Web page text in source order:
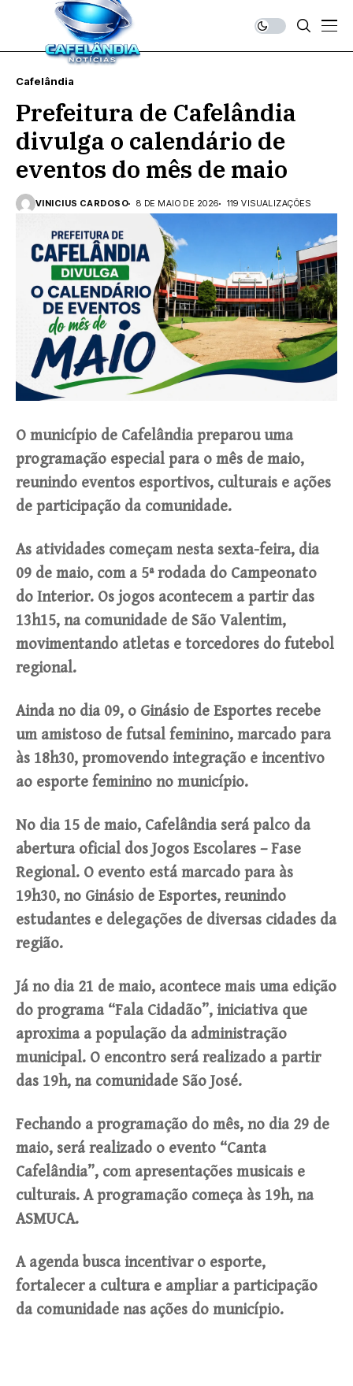
Cafelândia
Prefeitura de Cafelândia
divulga o calendário de
eventos do mês de maio
VINICIUS CARDOSO 8 DE MAIO DE 2026 119 VISUALIZAÇÕES
O município de Cafelândia preparou uma
programação especial para o mês de maio,
reunindo eventos esportivos, culturais e ações
de participação da comunidade.
As atividades começam nesta sexta-feira, dia
09 de maio, com a 5ª rodada do Campeonato
do Interior. Os jogos acontecem a partir das
13h15, na comunidade de São Valentim,
movimentando atletas e torcedores do futebol
regional.
Ainda no dia 09, o Ginásio de Esportes recebe
um amistoso de futsal feminino, marcado para
às 18h30, promovendo integração e incentivo
ao esporte feminino no município.
No dia 15 de maio, Cafelândia será palco da
abertura oficial dos Jogos Escolares – Fase
Regional. O evento está marcado para às
19h30, no Ginásio de Esportes, reunindo
estudantes e delegações de diversas cidades da
região.
Já no dia 21 de maio, acontece mais uma edição
do programa “Fala Cidadão”, iniciativa que
aproxima a população da administração
municipal. O encontro será realizado a partir
das 19h, na comunidade São José.
Fechando a programação do mês, no dia 29 de
maio, será realizado o evento “Canta
Cafelândia”, com apresentações musicais e
culturais. A programação começa às 19h, na
ASMUCA.
A agenda busca incentivar o esporte,
fortalecer a cultura e ampliar a participação
da comunidade nas ações do município.